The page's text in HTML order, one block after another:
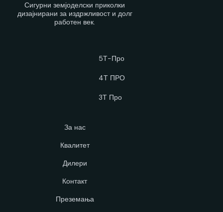
Сигурни земјоделски приколки
дизајнирани за издржливост и долг
работен век.
5Т-Про
4Т ПРО
3Т Про
За нас
Квалитет
Дилери
Контакт
Преземања